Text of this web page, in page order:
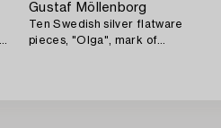
Gustaf Möllenborg
Ten Swedish silver flatware
pieces, "Olga", mark of